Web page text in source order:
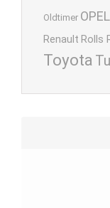
Oldtimer OPEL
Renault Rolls
Toyota